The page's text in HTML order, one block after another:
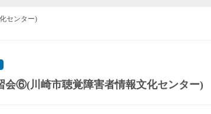
センター)
会⑥(川崎市聴覚障害者情報文化センター)